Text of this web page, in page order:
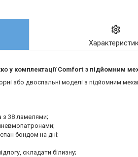
у комплектації Comfort з підйомним
або двоспальні моделі з підйомним
з 38 ламелями;
бондом на дні;
складати білизну;